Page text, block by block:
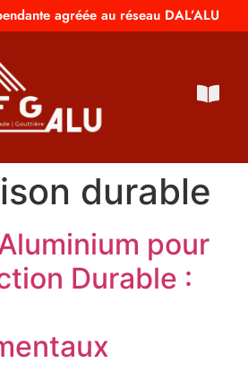
agréée au réseau DAL’ALU
durable
pour
Durable :